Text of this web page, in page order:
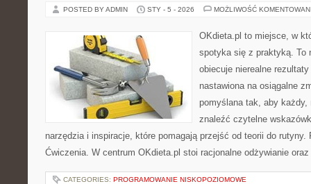
POSTED BY ADMIN STY - 5 - 2026 MOŻLIWOŚĆ
OKdieta.pl to miejsce, w
spotyka się z praktyką. To
obiecuje nierealne
nastawiona na osiągalne
pomyślana tak, aby każdy,
znaleźć czytelne
narzędzia i inspiracje, które pomagają przejść od teorii do rutyny.
Ćwiczenia. W centrum OKdieta.pl stoi racjonalne odżywianie
CATEGORIES: PROGRAMOWANIE NISKOPOZIOMOWE